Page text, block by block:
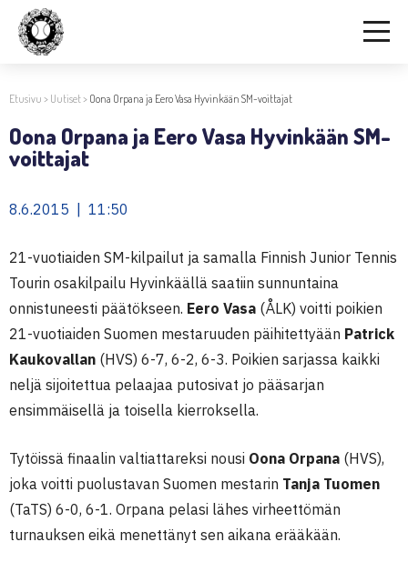
Etusivu > Uutiset> Oona Orpana ja Eero Vasa Hyvinkään SM-voittajat
Oona Orpana ja Eero Vasa Hyvinkään SM-
voittajat
8.6.2015 | 11:50
21-vuotiaiden SM-kilpailut ja samalla Finnish Junior Tennis
Tourin osakilpailu Hyvinkäällä saatiin sunnuntaina
onnistuneesti päätökseen. Eero Vasa (ÅLK) voitti poikien
21-vuotiaiden Suomen mestaruuden päihitettyään Patrick
Kaukovallan (HVS) 6-7, 6-2, 6-3. Poikien sarjassa kaikki
neljä sijoitettua pelaajaa putosivat jo pääsarjan
ensimmäisellä ja toisella kierroksella.
Tytöissä finaalin valtiattareksi nousi Oona Orpana (HVS),
joka voitti puolustavan Suomen mestarin Tanja Tuomen
(TaTS) 6-0, 6-1. Orpana pelasi lähes virheettömän
turnauksen eikä menettänyt sen aikana erääkään.